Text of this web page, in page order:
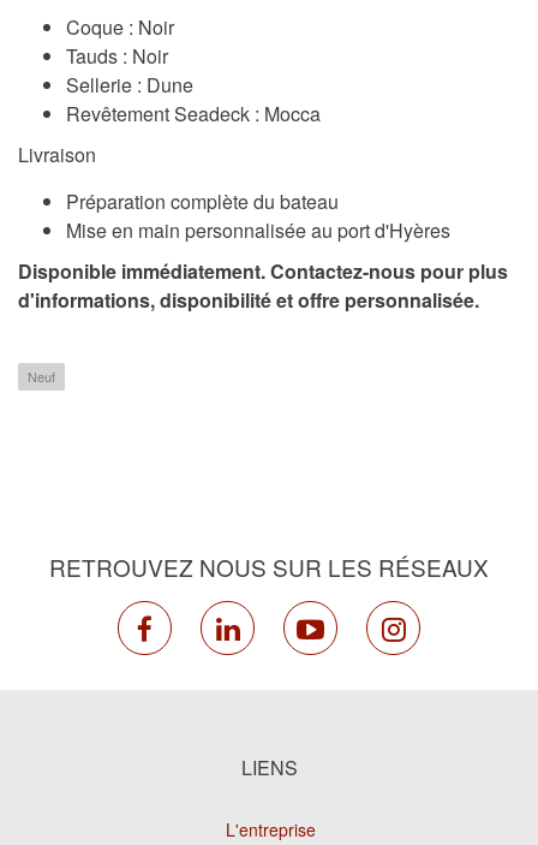
Coque : Noir
Tauds : Noir
Sellerie : Dune
Revêtement Seadeck : Mocca
Livraison
Préparation complète du bateau
Mise en main personnalisée au port d'Hyères
Disponible immédiatement. Contactez-nous pour plus
d'informations, disponibilité et offre personnalisée.
Neuf
RETROUVEZ NOUS SUR LES RÉSEAUX
facebooklinkedinyoutubeinstagram
LIENS
L'entreprise